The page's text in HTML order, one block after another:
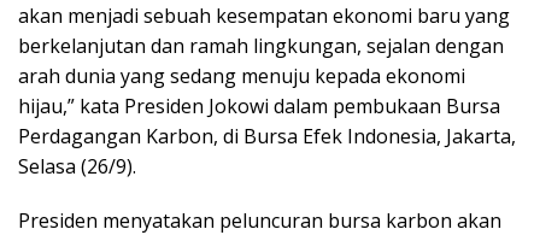
akan menjadi sebuah kesempatan ekonomi baru yang
berkelanjutan dan ramah lingkungan, sejalan dengan
arah dunia yang sedang menuju kepada ekonomi
hijau,” kata Presiden Jokowi dalam pembukaan Bursa
Perdagangan Karbon, di Bursa Efek Indonesia, Jakarta,
Selasa (26/9).
Presiden menyatakan peluncuran bursa karbon akan